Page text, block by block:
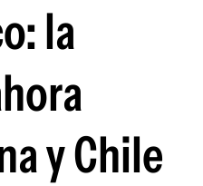
la
y Chile